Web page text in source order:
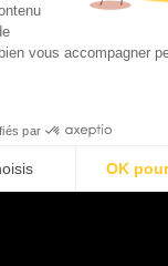
vous accompagner
par
OK
et de
des données
Albin Michel